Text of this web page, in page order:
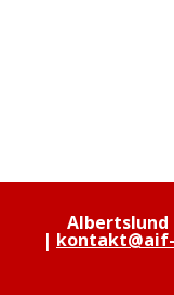
Albertslund
|